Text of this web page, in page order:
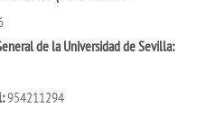
de la Universidad de Sevilla:
954211294